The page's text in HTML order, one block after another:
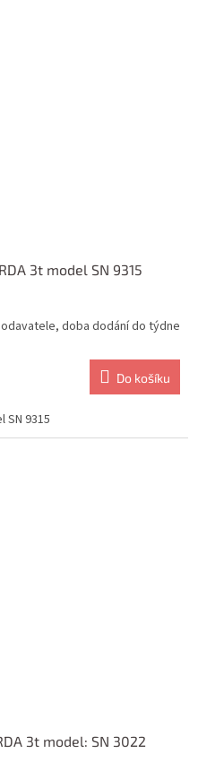
3t model SN 9315
doba dodání do týdne
Do košíku
SN 9315
3t model: SN 3022